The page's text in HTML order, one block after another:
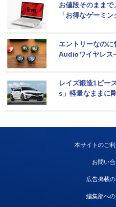
お値段そのまま
「お得なゲーミン
エントリーなの
Audioワイヤレス
レイズ鍛造1ピー
s」軽量なままに
本サイトのご
お問い
広告掲載
編集部へ